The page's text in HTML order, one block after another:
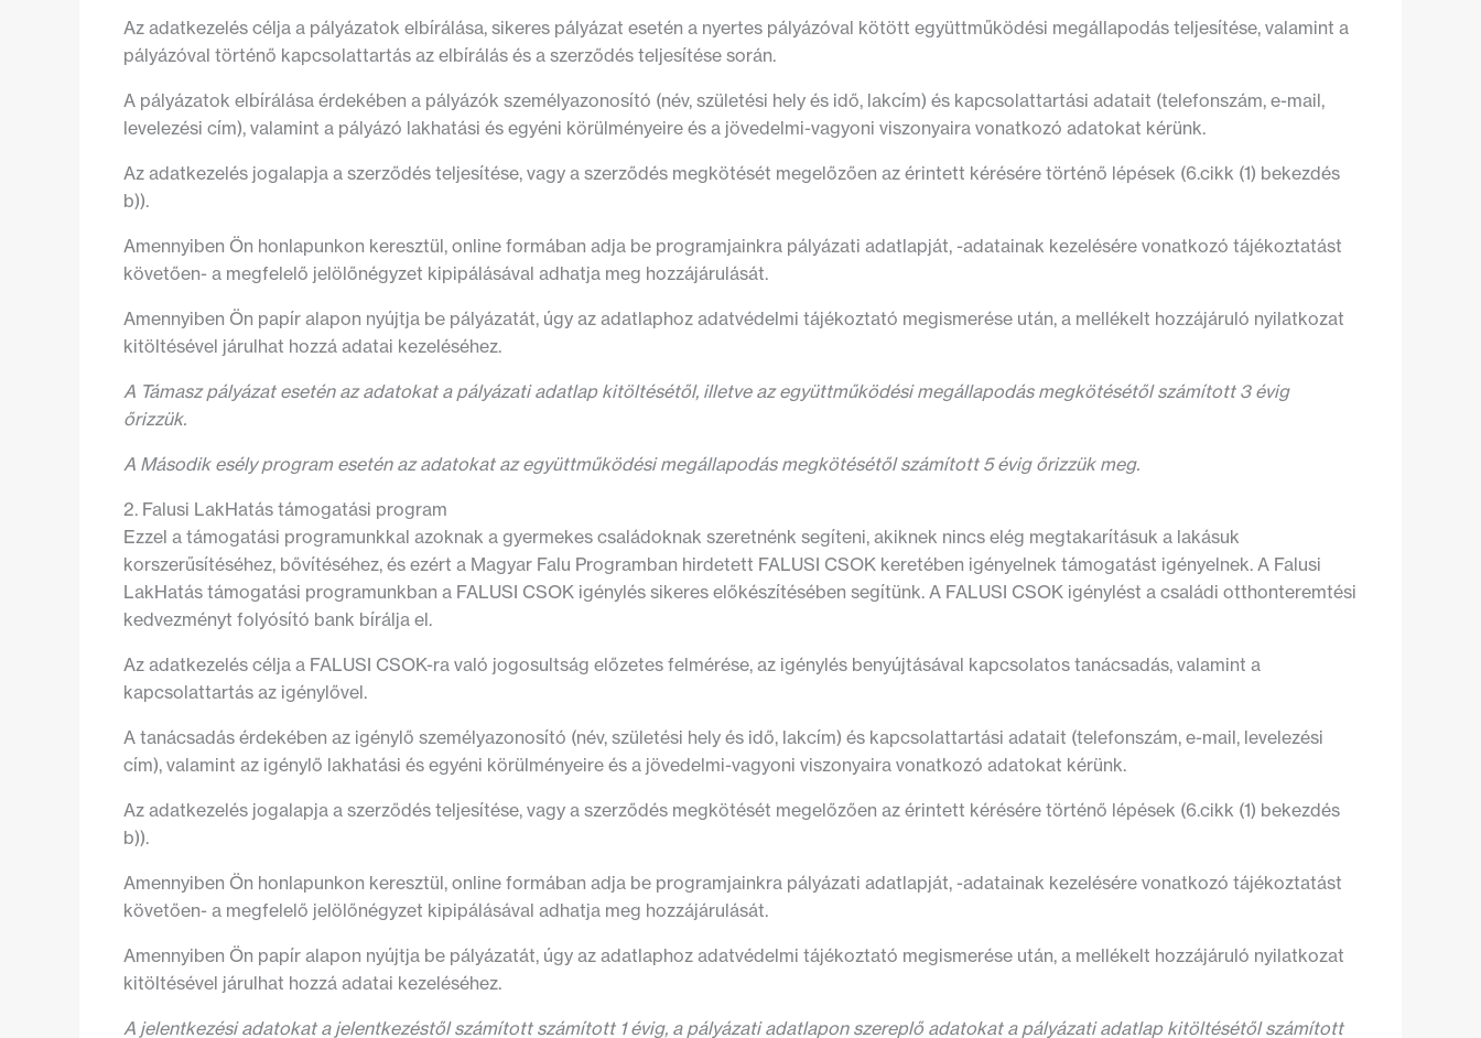
Az adatkezelés célja a pályázatok elbírálása, sikeres pályázat esetén a nyertes pályázóval kötött együttműködési megállapodás teljesítése, valamint a
pályázóval történő kapcsolattartás az elbírálás és a szerződés teljesítése során.
A pályázatok elbírálása érdekében a pályázók személyazonosító (név, születési hely és idő, lakcím) és kapcsolattartási adatait (telefonszám, e-mail,
levelezési cím), valamint a pályázó lakhatási és egyéni körülményeire és a jövedelmi-vagyoni viszonyaira vonatkozó adatokat kérünk.
Az adatkezelés jogalapja a szerződés teljesítése, vagy a szerződés megkötését megelőzően az érintett kérésére történő lépések (6.cikk (1) bekezdés
b)).
Amennyiben Ön honlapunkon keresztül, online formában adja be programjainkra pályázati adatlapját, -adatainak kezelésére vonatkozó tájékoztatást
követően- a megfelelő jelölőnégyzet kipipálásával adhatja meg hozzájárulását.
Amennyiben Ön papír alapon nyújtja be pályázatát, úgy az adatlaphoz adatvédelmi tájékoztató megismerése után, a mellékelt hozzájáruló nyilatkozat
kitöltésével járulhat hozzá adatai kezeléséhez.
A Támasz pályázat esetén az adatokat a pályázati adatlap kitöltésétől, illetve az együttműködési megállapodás megkötésétől számított 3 évig
őrizzük.
A Második esély program esetén az adatokat az együttműködési megállapodás megkötésétől számított 5 évig őrizzük meg.
2. Falusi LakHatás támogatási program
Ezzel a támogatási programunkkal azoknak a gyermekes családoknak szeretnénk segíteni, akiknek nincs elég megtakarításuk a lakásuk
korszerűsítéséhez, bővítéséhez, és ezért a Magyar Falu Programban hirdetett FALUSI CSOK keretében igényelnek támogatást igényelnek. A Falusi
LakHatás támogatási programunkban a FALUSI CSOK igénylés sikeres előkészítésében segítünk. A FALUSI CSOK igénylést a családi otthonteremtési
kedvezményt folyósító bank bírálja el.
Az adatkezelés célja a FALUSI CSOK-ra való jogosultság előzetes felmérése, az igénylés benyújtásával kapcsolatos tanácsadás, valamint a
kapcsolattartás az igénylővel.
A tanácsadás érdekében az igénylő személyazonosító (név, születési hely és idő, lakcím) és kapcsolattartási adatait (telefonszám, e-mail, levelezési
cím), valamint az igénylő lakhatási és egyéni körülményeire és a jövedelmi-vagyoni viszonyaira vonatkozó adatokat kérünk.
Az adatkezelés jogalapja a szerződés teljesítése, vagy a szerződés megkötését megelőzően az érintett kérésére történő lépések (6.cikk (1) bekezdés
b)).
Amennyiben Ön honlapunkon keresztül, online formában adja be programjainkra pályázati adatlapját, -adatainak kezelésére vonatkozó tájékoztatást
követően- a megfelelő jelölőnégyzet kipipálásával adhatja meg hozzájárulását.
Amennyiben Ön papír alapon nyújtja be pályázatát, úgy az adatlaphoz adatvédelmi tájékoztató megismerése után, a mellékelt hozzájáruló nyilatkozat
kitöltésével járulhat hozzá adatai kezeléséhez.
A jelentkezési adatokat a jelentkezéstől számított számított 1 évig, a pályázati adatlapon szereplő adatokat a pályázati adatlap kitöltésétől számított